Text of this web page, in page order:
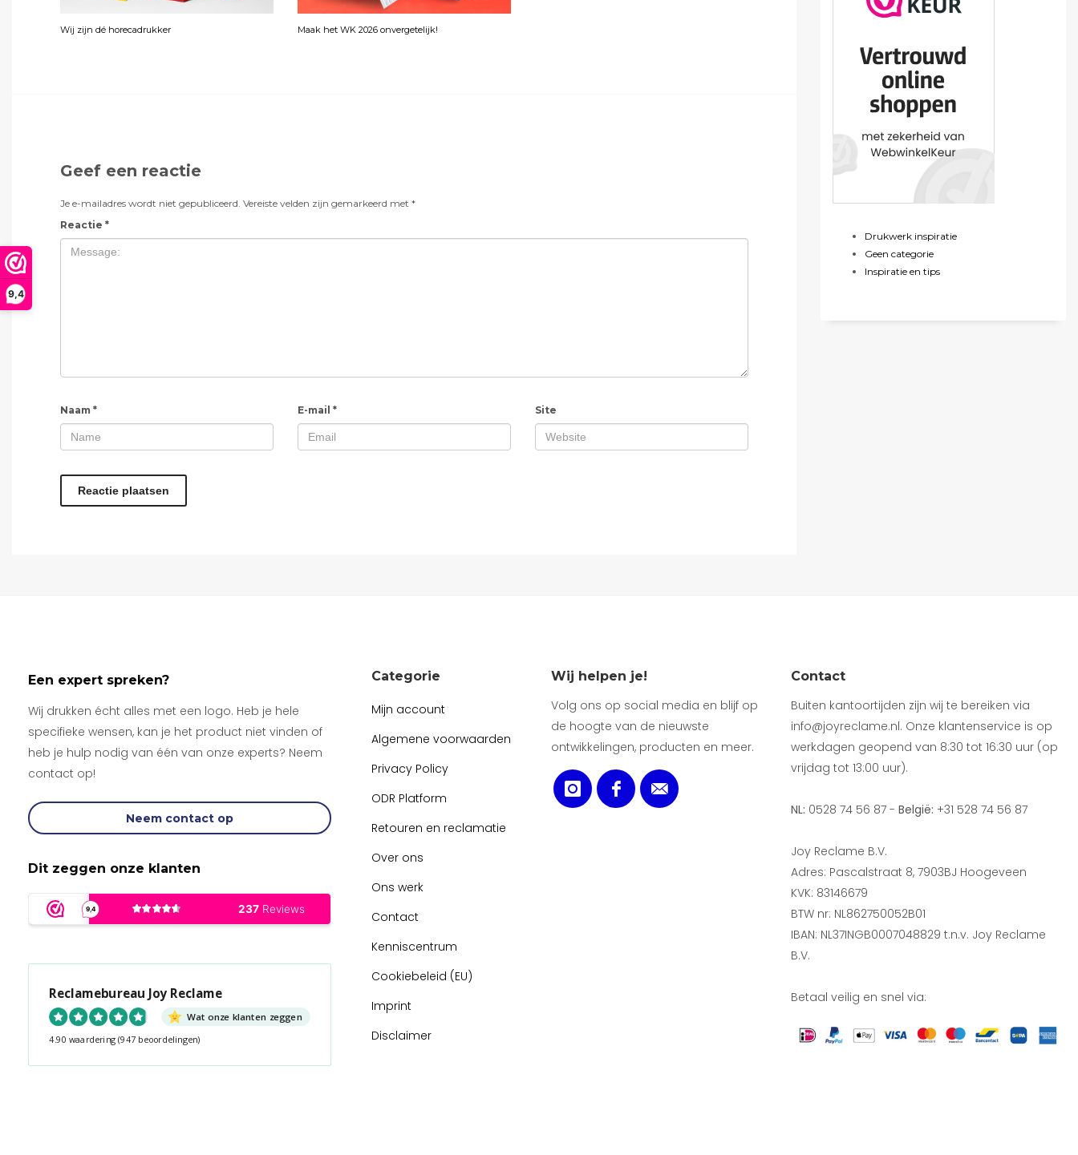
9,4
Wij zijn dé horecadrukker Maak het WK 2026 onvergetelijk!
Geef een reactie
Je e-mailadres wordt niet gepubliceerd. Vereiste velden zijn gemarkeerd met *
Reactie *
Naam * E-mail * Site
Drukwerk inspiratie
Geen categorie
Inspiratie en tips
Een expert spreken?
Wij drukken écht alles met een logo. Heb je hele
specifieke wensen, kan je het product niet vinden of
heb je hulp nodig van één van onze experts? Neem
contact op!
Neem contact op
Dit zeggen onze klanten
Reclamebureau Joy Reclame
Wat onze klanten zeggen
4.90 waardering (947 beoordelingen)
Categorie
Mijn account
Algemene voorwaarden
Privacy Policy
ODR Platform
Retouren en reclamatie
Over ons
Ons werk
Contact
Kenniscentrum
Cookiebeleid (EU)
Imprint
Disclaimer
Wij helpen je!
Volg ons op social media en blijf op
de hoogte van de nieuwste
ontwikkelingen, producten en meer.
Contact
Buiten kantoortijden zijn wij te bereiken via
info@joyreclame.nl. Onze klantenservice is op
werkdagen geopend van 8:30 tot 16:30 uur (op
vrijdag tot 13:00 uur).
NL: 0528 74 56 87 - België: +31 528 74 56 87
Joy Reclame B.V.
Adres: Pascalstraat 8, 7903BJ Hoogeveen
KVK: 83146679
BTW nr: NL862750052B01
IBAN: NL37INGB0007048829 t.n.v. Joy Reclame
B.V.
Betaal veilig en snel via: